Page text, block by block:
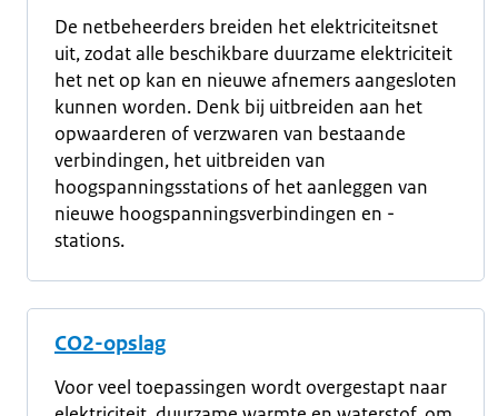
De netbeheerders breiden het elektriciteitsnet
uit, zodat alle beschikbare duurzame elektriciteit
het net op kan en nieuwe afnemers aangesloten
kunnen worden. Denk bij uitbreiden aan het
opwaarderen of verzwaren van bestaande
verbindingen, het uitbreiden van
hoogspanningsstations of het aanleggen van
nieuwe hoogspanningsverbindingen en -
stations.
CO2-opslag
Voor veel toepassingen wordt overgestapt naar